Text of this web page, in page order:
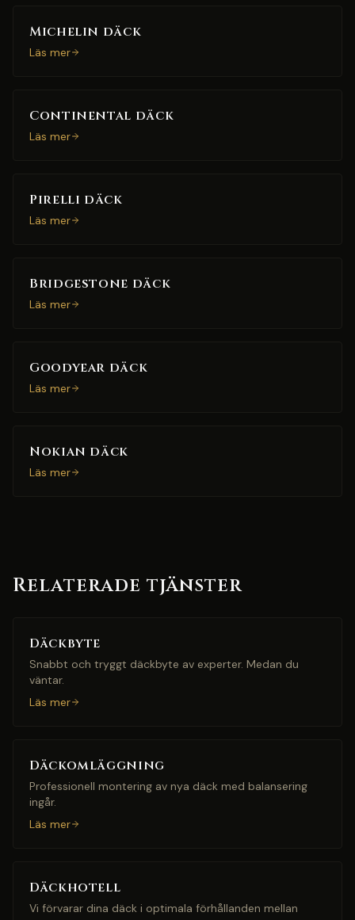
Michelin däck
Läs mer
Continental däck
Läs mer
Pirelli däck
Läs mer
Bridgestone däck
Läs mer
Goodyear däck
Läs mer
Nokian däck
Läs mer
Relaterade tjänster
Däckbyte
Snabbt och tryggt däckbyte av experter. Medan du
väntar.
Läs mer
Däckomläggning
Professionell montering av nya däck med balansering
ingår.
Läs mer
Däckhotell
Vi förvarar dina däck i optimala förhållanden mellan